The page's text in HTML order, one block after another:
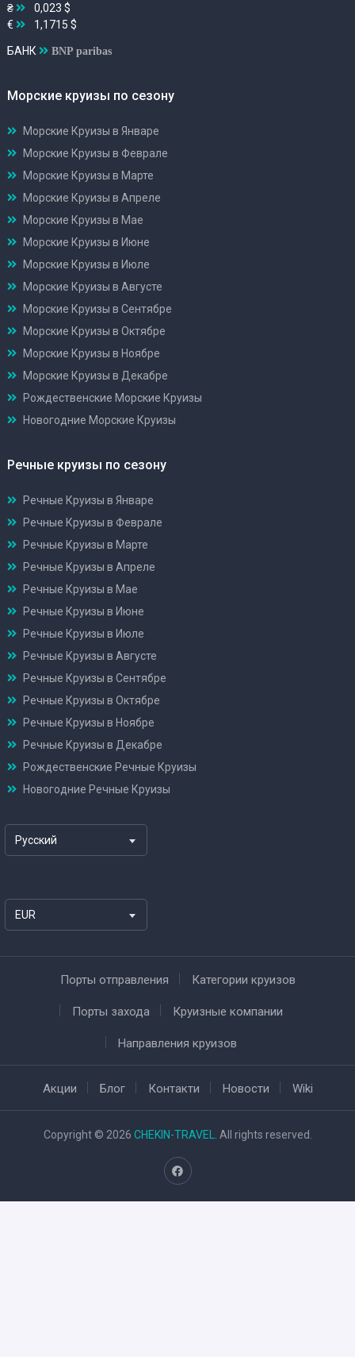
₴
0,023 $
€
1,1715 $
БАНК BNP paribas
Морские круизы по сезону
Морские Круизы в Январе
Морские Круизы в Феврале
Морские Круизы в Марте
Морские Круизы в Апреле
Морские Круизы в Мае
Морские Круизы в Июне
Морские Круизы в Июле
Морские Круизы в Августе
Морские Круизы в Сентябре
Морские Круизы в Октябре
Морские Круизы в Ноябре
Морские Круизы в Декабре
Рождественские Морские Круизы
Новогодние Морские Круизы
Речные круизы по сезону
Речные Круизы в Январе
Речные Круизы в Феврале
Речные Круизы в Марте
Речные Круизы в Апреле
Речные Круизы в Мае
Речные Круизы в Июне
Речные Круизы в Июле
Речные Круизы в Августе
Речные Круизы в Сентябре
Речные Круизы в Октябре
Речные Круизы в Ноябре
Речные Круизы в Декабре
Рождественские Речные Круизы
Новогодние Речные Круизы
Русский
EUR
Порты отправления Категории круизов
Порты захода Круизные компании
Направления круизов
Акции Блог Контакти Новости Wiki
Copyright © 2026 CHEKIN-TRAVEL . All rights reserved.